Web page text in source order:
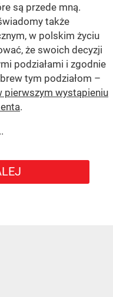
są przede mną.
także
w polskim życiu
że swoich decyzji
podziałami i zgodnie
tym podziałom –
pierwszym wystąpieniu
.